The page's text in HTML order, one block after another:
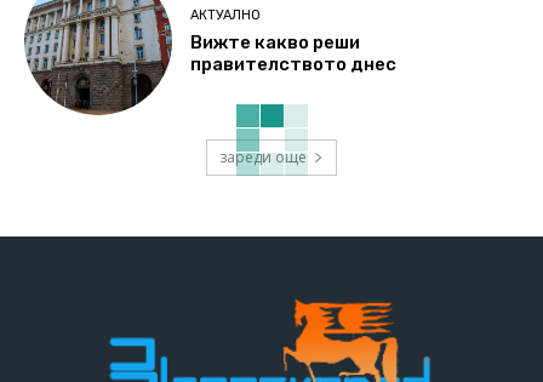
АКТУАЛНО
Вижте какво реши
правителството днес
зареди още